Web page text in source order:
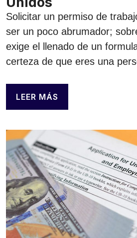
Solicitar un permiso de
ser un poco abrumador;
exige el llenado de un
certeza de que eres una
LEER MÁS